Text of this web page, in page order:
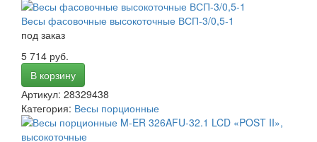
Весы фасовочные высокоточные ВСП-3/0,5-1
под заказ
5 714 руб.
В корзину
Артикул: 28329438
Категория: Весы порционные